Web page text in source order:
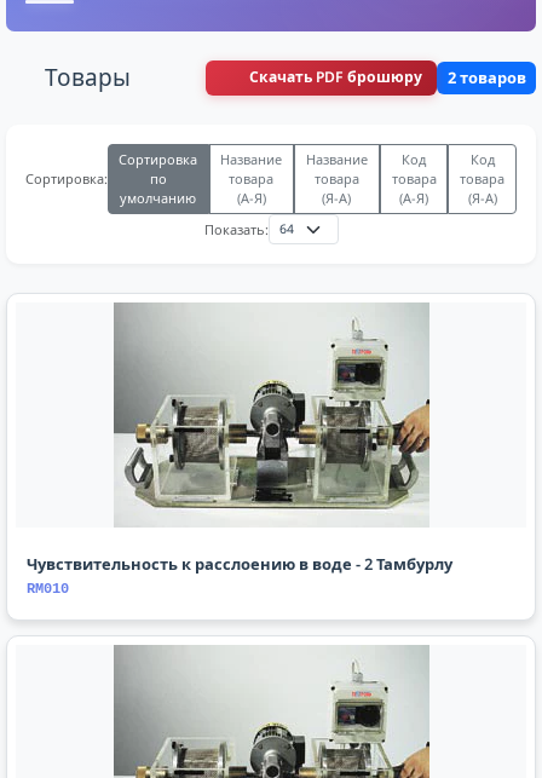
Товары Скачать PDF брошюру 2 товаров
Сортировка:
Сортировка
по
умолчанию
Название
товара
(А-Я)
Название
товара
(Я-А)
Код
товара
(А-Я)
Код
товара
(Я-А)
Показать:
Чувствительность к расслоению в воде - 2 Тамбурлу
RM010